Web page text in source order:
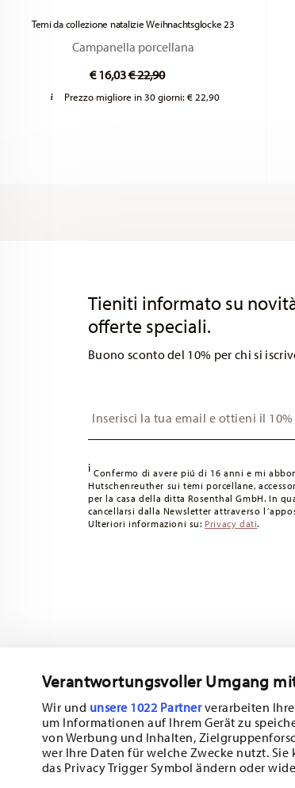
Verantwortungsvoller Umgang
Wir und unsere 1022 Partnerverarbeiten Ihre
um Informationen auf Ihrem Gerät zu
von Werbung und Inhalten,
wer Ihre Daten für welche Zwecke nutzt.
das Privacy Trigger Symbol ändern oder
Temi da collezione natalizie Weihnachtsglocke 23
Campanella porcellana
€ 16,03Price reduced from
€ 22,90to
Prezzo migliore in 30 giorni: € 22,90
Tieniti informato su
offerte speciali.
Buono sconto del 10% per chi si
i Confermo di avere piú di 16 anni e mi
Hutschenreuther sui temi porcellane,
per la casa della ditta Rosenthal GmbH. In
cancellarsi dalla Newsletter attraverso
Ulteriori informazioni su: Privacy dati.
Iscriviti alla nostra newsletter e ricevi il 10% di
Tieniti informato su novità,